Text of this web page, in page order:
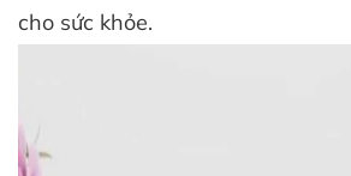
cho sức khỏe.